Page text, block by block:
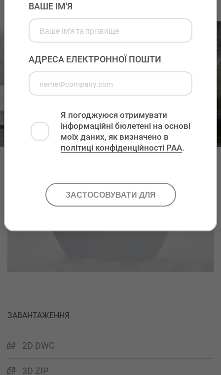
PHONE
ВАШЕ ІМ'Я
АДРЕСА ЕЛЕКТРОННОЇ ПОШТИ
Я погоджуюся отримувати
інформаційні бюлетені на основі
моїх даних, як визначено в
політиці конфіденційності PAA.
ЗАВАНТАЖЕННЯ
2D DWG
3D ZIP